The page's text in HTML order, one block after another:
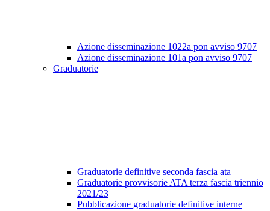
Azione disseminazione 1022a pon avviso 9707
Azione disseminazione 101a pon avviso 9707
Graduatorie
Graduatorie definitive seconda fascia ata
Graduatorie provvisorie ATA terza fascia triennio
2021/23
Pubblicazione graduatorie definitive interne